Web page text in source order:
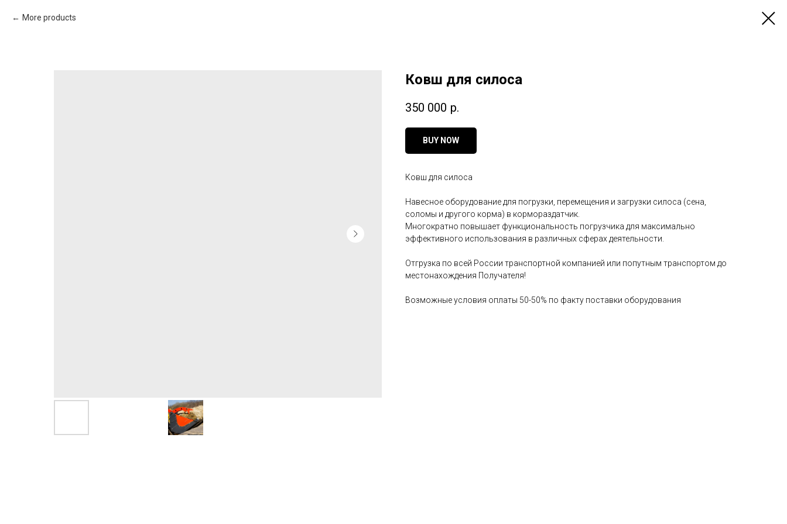
More products
Ковш для силоса
350 000 р.
BUY NOW
Ковш для силоса
Навесное оборудование для погрузки, перемещения и загрузки силоса (сена,
соломы и другого корма) в кормораздатчик.
Многократно повышает функциональность погрузчика для максимально
эффективного использования в различных сферах деятельности.
Отгрузка по всей России транспортной компанией или попутным транспортом до
местонахождения Получателя!
Возможные условия оплаты 50-50% по факту поставки оборудования